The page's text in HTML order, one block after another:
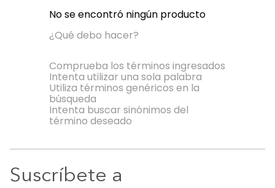
No se encontró ningún producto
¿Qué debo hacer?
Comprueba los términos ingresados
Intenta utilizar una sola palabra
Utiliza términos genéricos en la
búsqueda
Intenta buscar sinónimos del
término deseado
Suscríbete a
Sofa
Cuadros
Cama
Mesa Centro
Mesa Noche